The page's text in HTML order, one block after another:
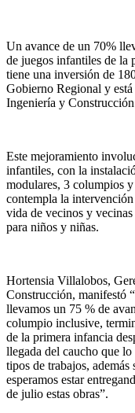
Un avance de un 70%
de juegos infantiles de la
tiene una inversión de
Gobierno Regional y
Ingeniería y
Este mejoramiento
infantiles, con la
modulares, 3 columpios
contempla la
vida de vecinos y
para niños y niñas.
Hortensia Villalobos,
Construcción, manifestó
llevamos un 75 % de
columpio inclusive,
de la primera infancia
llegada del caucho que lo
tipos de trabajos,
esperamos estar
de julio estas obras”.